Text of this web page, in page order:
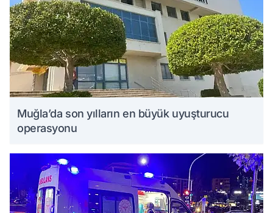
Muğla’da son yılların en büyük uyuşturucu
operasyonu